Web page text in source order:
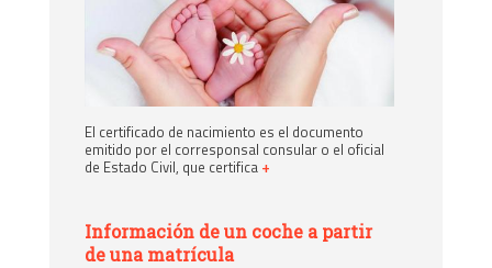
El certificado de nacimiento es el documento
emitido por el corresponsal consular o el oficial
de Estado Civil, que certifica +
Información de un coche a partir
de una matrícula